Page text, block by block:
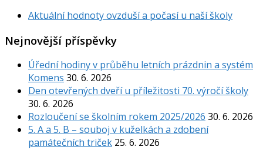
Aktuální hodnoty ovzduší a počasí u naší školy
Nejnovější příspěvky
Úřední hodiny v průběhu letních prázdnin a systém
Komens 30. 6. 2026
Den otevřených dveří u příležitosti 70. výročí školy
30. 6. 2026
Rozloučení se školním rokem 2025/2026 30. 6. 2026
5. A a 5. B – souboj v kuželkách a zdobení
památečních triček 25. 6. 2026